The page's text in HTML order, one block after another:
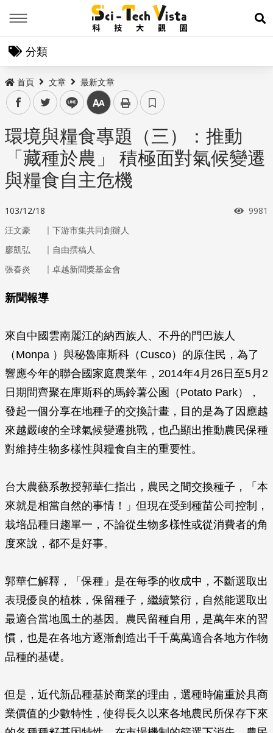
展
分類
首頁 文章 最新文章
facebooktwitter line 中
環境與糧食專題（三）：推動
「藏種於農」 積極面對氣候變遷
與糧食自主危機
103/12/18 瀏覽
9981
汪文豪 ｜ 下游市集共同創辦人
廖凱弘
｜ 自由撰稿人
張春炎
｜ 卓越新聞獎基金會
新聞報導
來自中國雲南麗江的納西族人、不丹的門巴族人
（Monpa ）與秘魯庫斯科（Cusco）的原住民，為了
響應今年的聯合國家庭農業年，2014年4月26日至5月2
日期間齊聚在庫斯科的馬鈴薯公園（Potato Park），
發起一個分享在地種子的交換計畫，目的是為了因應越
來越嚴峻的全球氣候變遷挑戰，也凸顯出推動農民保種
對維持生物多樣性與糧食自主的重要性。
台大農藝系教授郭華仁指出，農民之間交換種子，「本
來就是相當自然的事情！」但現在受到種苗公司控制，
栽培品種日趨單一，不論從生物多樣性或從消費者的角
度來說，都不是好事。
郭華仁解釋，「保種」是在每季的收成中，不斷選取出
表現優良的植株，保留種子，繼續繁衍，自然能選取出
最適合當地風土的基因。農民留種自用，是萬年來的習
慣，也是在各地方逐漸創造出千千萬萬適合各地方作物
品種的基礎。
但是，近代新品種基於商業的理由，選種時偏重於具商
業價值的少數特性，使得長久以來各地農民所保存下來